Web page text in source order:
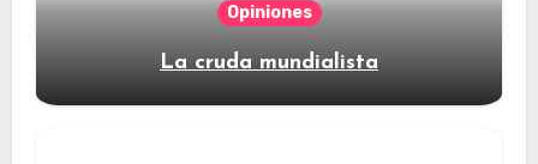
Opiniones
La cruda mundialista